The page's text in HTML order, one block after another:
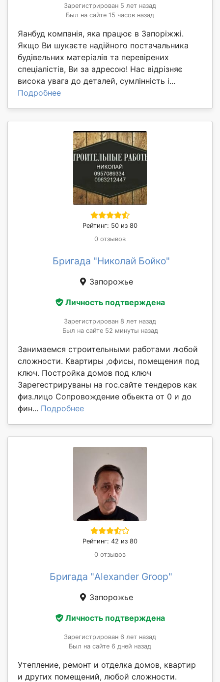
Зарегистрирован 5 лет назад
Был на сайте 15 часов назад
Яанбуд компанія, яка працює в Запоріжжі.
Якщо Ви шукаєте надійного постачальника
будівельних матеріалів та перевірених
спеціалістів, Ви за адресою! Нас відрізняє
висока увага до деталей, сумлінність і...
Подробнее
Рейтинг: 50 из 80
0 отзывов
Бригада "Николай Бойко"
Запорожье
Личность подтверждена
Зарегистрирован 8 лет назад
Был на сайте 52 минуты назад
Занимаемся строительными работами любой
сложности. Квартиры ,офисы, помещения под
ключ. Постройка домов под ключ
Зарегестрируваны на гос.сайте тендеров как
физ.лицо Сопровождение обьекта от 0 и до
фин... Подробнее
Рейтинг: 42 из 80
0 отзывов
Бригада "Alexander Groop"
Запорожье
Личность подтверждена
Зарегистрирован 6 лет назад
Был на сайте 6 дней назад
Утепление, ремонт и отделка домов, квартир
и других помещений, любой сложности.